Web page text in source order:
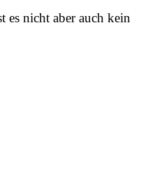
es nicht aber auch kein